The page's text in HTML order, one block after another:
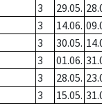
3 29.05.
3 14.06.
3 30.05.
3 01.06.
3 28.05.
3 15.05.